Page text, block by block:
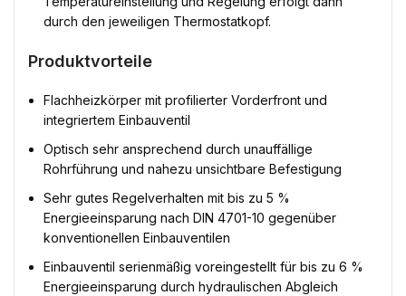
durch den jeweiligen Thermostatkopf.
Produktvorteile
Flachheizkörper mit profilierter Vorderfront und
integriertem Einbauventil
Optisch sehr ansprechend durch unauffällige
Rohrführung und nahezu unsichtbare Befestigung
Sehr gutes Regelverhalten mit bis zu 5 %
Energieeinsparung nach DIN 4701-10 gegenüber
konventionellen Einbauventilen
Einbauventil serienmäßig voreingestellt für bis zu 6 %
Energieeinsparung durch hydraulischen Abgleich